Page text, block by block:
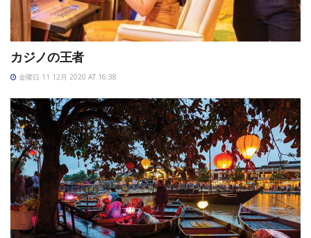
カジノの王者
金曜日 11 12月 2020 AT 16:38